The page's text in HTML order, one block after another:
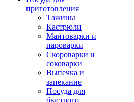
приготовления
Тажины
Кастрюли
Мантоварки и
пароварки
Скороварки и
соковарки
Выпечка и
запекание
Посуда для
быстрого